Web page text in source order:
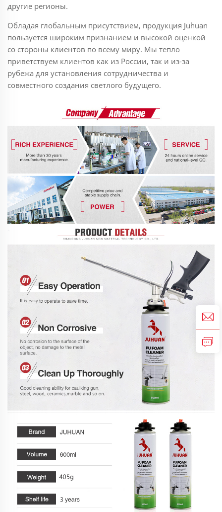
другие регионы.
Обладая глобальным присутствием, продукция Juhuan
пользуется широким признанием и высокой оценкой
со стороны клиентов по всему миру. Мы тепло
приветствуем клиентов как из России, так и из-за
рубежа для установления сотрудничества и
совместного создания светлого будущего.